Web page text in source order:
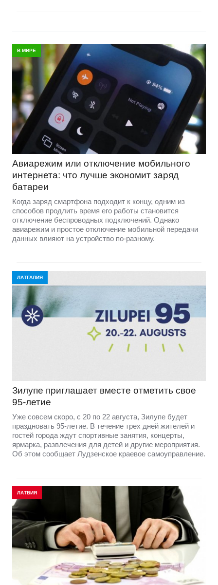
В МИРЕ
Авиарежим или отключение мобильного
интернета: что лучше экономит заряд
батареи
Когда заряд смартфона подходит к концу, одним из
способов продлить время его работы становится
отключение беспроводных подключений. Однако
авиарежим и простое отключение мобильной передачи
данных влияют на устройство по-разному.
ЛАТГАЛИЯ
Зилупе приглашает вместе отметить свое
95-летие
Уже совсем скоро, с 20 по 22 августа, Зилупе будет
праздновать 95-летие. В течение трех дней жителей и
гостей города ждут спортивные занятия, концерты,
ярмарка, развлечения для детей и другие мероприятия.
Об этом сообщает Лудзенское краевое самоуправление.
ЛАТВИЯ